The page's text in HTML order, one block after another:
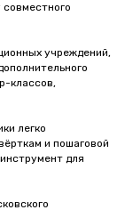
учреждений,
классов,
легко
и пошаговой
для